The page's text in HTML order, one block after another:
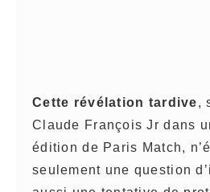
Cette révélation tardive,
Claude François Jr dans
édition de Paris Match,
seulement une question